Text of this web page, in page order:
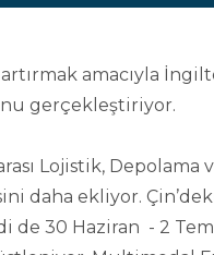
amacıyla
gerçekleştiriyor.
Lojistik,
daha ekliyor.
de 30 Haziran - 2